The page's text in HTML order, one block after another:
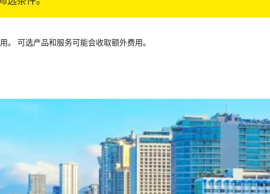
可选产品和服务可能会收取额外费用。